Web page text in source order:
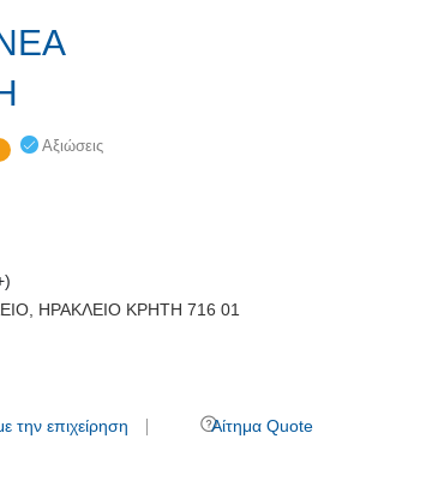
Αξιώσεις
ΗΡΑΚΛΕΙΟ ΚΡΗΤΗ 716 01
την επιχείρηση
Αίτημα Quote